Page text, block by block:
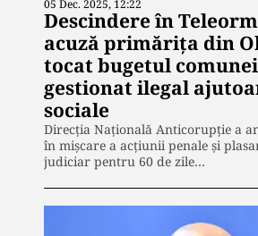
05 Dec. 2025, 12:22
Descindere în
acuză primărița din
tocat bugetul
gestionat ilegal
sociale
Direcția Națională Anticorupție a
în mișcare a acțiunii penale și
judiciar pentru 60 de zile…